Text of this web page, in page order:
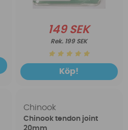
149 SEK
199 SEK
Köp!
Chinook
Chinook tendon joint
20mm